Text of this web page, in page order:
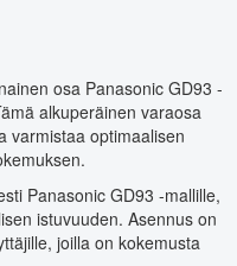
osa Panasonic GD93 -
alkuperäinen varaosa
varmistaa optimaalisen
Panasonic GD93 -mallille,
istuvuuden. Asennus on
joilla on kokemusta